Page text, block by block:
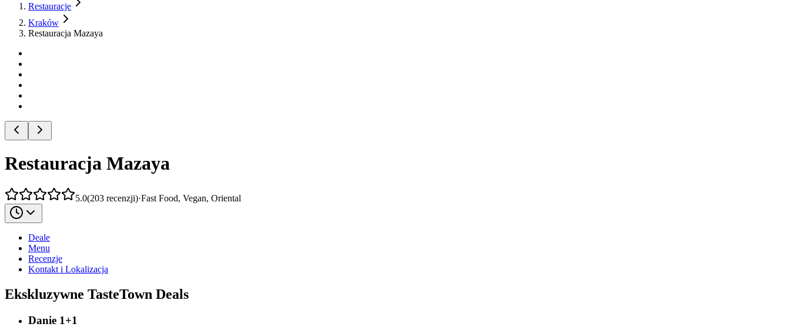
Restauracje
Kraków
Restauracja Mazaya
Restauracja Mazaya
5.0(203 recenzji)·Fast Food, Vegan, Oriental
Deale
Menu
Recenzje
Kontakt i Lokalizacja
Ekskluzywne TasteTown Deals
Danie 1+1